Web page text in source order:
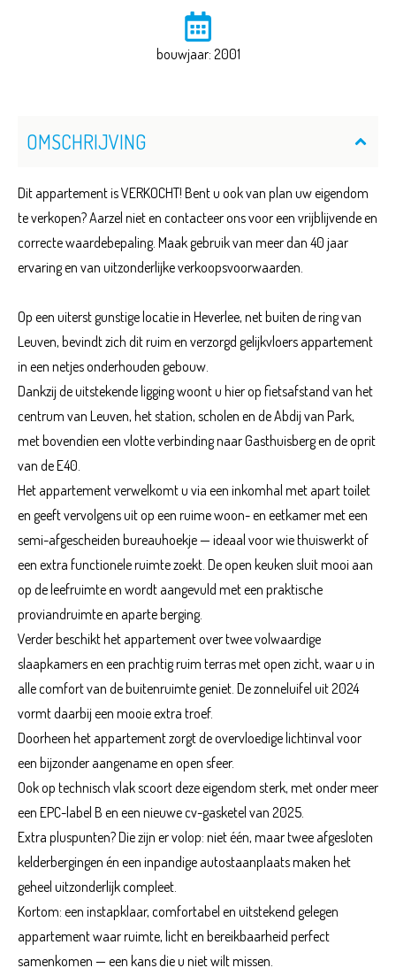
bouwjaar: 2001
OMSCHRIJVING
Dit appartement is VERKOCHT! Bent u ook van plan uw eigendom
te verkopen? Aarzel niet en contacteer ons voor een vrijblijvende en
correcte waardebepaling. Maak gebruik van meer dan 40 jaar
ervaring en van uitzonderlijke verkoopsvoorwaarden.
Op een uiterst gunstige locatie in Heverlee, net buiten de ring van
Leuven, bevindt zich dit ruim en verzorgd gelijkvloers appartement
in een netjes onderhouden gebouw.
Dankzij de uitstekende ligging woont u hier op fietsafstand van het
centrum van Leuven, het station, scholen en de Abdij van Park,
met bovendien een vlotte verbinding naar Gasthuisberg en de oprit
van de E40.
Het appartement verwelkomt u via een inkomhal met apart toilet
en geeft vervolgens uit op een ruime woon- en eetkamer met een
semi-afgescheiden bureauhoekje — ideaal voor wie thuiswerkt of
een extra functionele ruimte zoekt. De open keuken sluit mooi aan
op de leefruimte en wordt aangevuld met een praktische
proviandruimte en aparte berging.
Verder beschikt het appartement over twee volwaardige
slaapkamers en een prachtig ruim terras met open zicht, waar u in
alle comfort van de buitenruimte geniet. De zonneluifel uit 2024
vormt daarbij een mooie extra troef.
Doorheen het appartement zorgt de overvloedige lichtinval voor
een bijzonder aangename en open sfeer.
Ook op technisch vlak scoort deze eigendom sterk, met onder meer
een EPC-label B en een nieuwe cv-gasketel van 2025.
Extra pluspunten? Die zijn er volop: niet één, maar twee afgesloten
kelderbergingen én een inpandige autostaanplaats maken het
geheel uitzonderlijk compleet.
Kortom: een instapklaar, comfortabel en uitstekend gelegen
appartement waar ruimte, licht en bereikbaarheid perfect
samenkomen — een kans die u niet wilt missen.